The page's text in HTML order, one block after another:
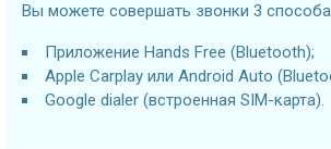
Вы можете совершать звонки 3
Приложение Hands Free (Bluetooth);
Apple Carplay или Android Auto
Google dialer (встроенная SIM-карта).